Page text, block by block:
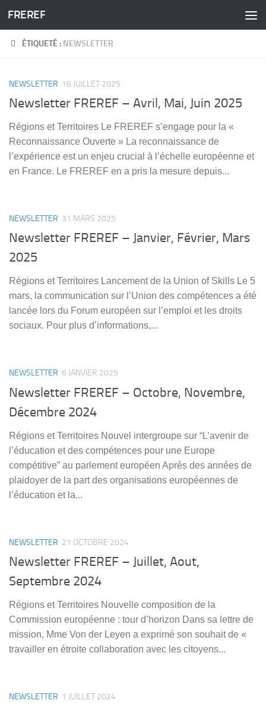
Skip to content
FREREF
ÉTIQUETÉ : NEWSLETTER
NEWSLETTER 16 JUILLET 2025
Newsletter FREREF – Avril, Mai, Juin 2025
Régions et Territoires Le FREREF s’engage pour la «
Reconnaissance Ouverte » La reconnaissance de
l’expérience est un enjeu crucial à l’échelle européenne et
en France. Le FREREF en a pris la mesure depuis...
NEWSLETTER 31 MARS 2025
Newsletter FREREF – Janvier, Février, Mars
2025
Régions et Territoires Lancement de la Union of Skills Le 5
mars, la communication sur l’Union des compétences a été
lancée lors du Forum européen sur l’emploi et les droits
sociaux. Pour plus d’informations,...
NEWSLETTER 6 JANVIER 2025
Newsletter FREREF – Octobre, Novembre,
Décembre 2024
Régions et Territoires Nouvel intergroupe sur “L’avenir de
l’éducation et des compétences pour une Europe
compétitive” au parlement européen Après des années de
plaidoyer de la part des organisations européennes de
l’éducation et la...
NEWSLETTER 21 OCTOBRE 2024
Newsletter FREREF – Juillet, Aout,
Septembre 2024
Régions et Territoires Nouvelle composition de la
Commission européenne : tour d’horizon Dans sa lettre de
mission, Mme Von der Leyen a exprimé son souhait de «
travailler en étroite collaboration avec les citoyens...
NEWSLETTER 1 JUILLET 2024